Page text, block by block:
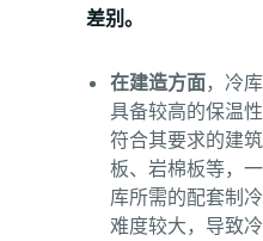
差别。
在建造方面，冷
具备较高的保温
符合其要求的建
板、岩棉板等，
库所需的配套制
难度较大，导致